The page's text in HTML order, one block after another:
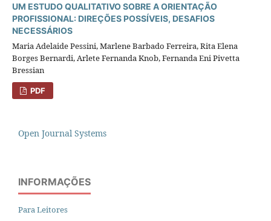
UM ESTUDO QUALITATIVO SOBRE A ORIENTAÇÃO
PROFISSIONAL: DIREÇÕES POSSÍVEIS, DESAFIOS
NECESSÁRIOS
Maria Adelaide Pessini, Marlene Barbado Ferreira, Rita Elena
Borges Bernardi, Arlete Fernanda Knob, Fernanda Eni Pivetta
Bressian
PDF
Open Journal Systems
INFORMAÇÕES
Para Leitores